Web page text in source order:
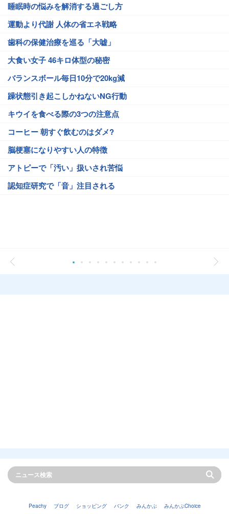
睡眠時の悩みを解消する過ごし方
運動より代謝 人体の省エネ戦略
歯科の保健治療を巡る「大嘘」
大食い女子 46キロ体型の秘密
バランスボール毎日10分で20kg減
躁状態引き起こしかねないNG行動
キウイを食べる際の3つの注意点
コーヒー 朝すぐ飲むのはダメ?
脳梗塞になりやすい人の特徴
アトピーで「汚い」扱いされ苦悩
認知症研究で「音」注目される
Peachy ブログ ショッピング バンク みんかぶ みんかぶChoice